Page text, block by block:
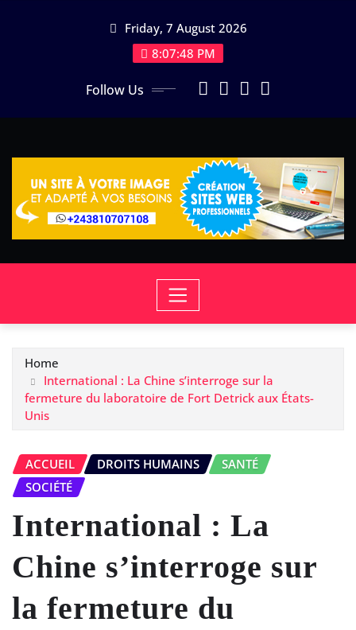
Friday, 7 August 2026
8:07:49 PM
Follow Us
Home
International : La Chine s’interroge sur la
fermeture du laboratoire de Fort Detrick aux États-
Unis
ACCUEIL DROITS HUMAINS
SANTÉ
SOCIÉTÉ
International : La
Chine s’interroge sur
la fermeture du